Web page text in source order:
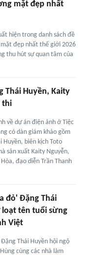
mặt đẹp nhất
hiện trong danh sách đề
đẹp nhất thế giới 2026
thu hút sự quan tâm của
Thái Huyền, Kaity
thi
về dự án điện ảnh ở Tiệc
có dàn giám khảo gồm
Huyền, biên kịch Toto
sản xuất Kaity Nguyễn,
đạo diễn Trần Thanh
đỏ' Đặng Thái
loạt tên tuổi sừng
Việt
Thái Huyền hội ngộ
cùng các nhà làm